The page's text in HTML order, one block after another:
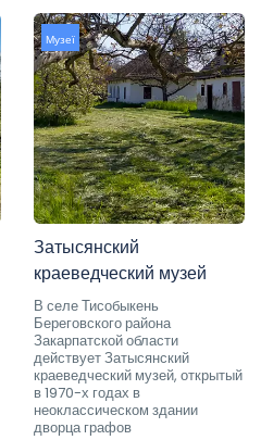
Музеї
Затысянский
краеведческий музей
В селе Тисобыкень
Береговского района
Закарпатской области
действует Затысянский
краеведческий музей, открытый
в 1970-х годах в
неоклассическом здании
дворца графов